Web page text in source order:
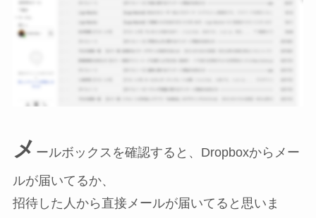
メ ールボックスを確認すると、Dropboxからメー
ルが届いてるか、
招待した人から直接メールが届いてると思いま